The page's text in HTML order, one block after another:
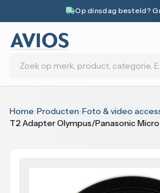
Op dinsdag besteld?
Zoeken
Home›Producten›Foto & video
T2 Adapter Olympus/Panasonic